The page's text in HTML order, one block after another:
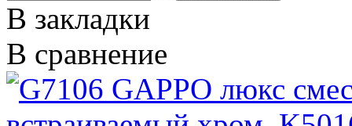
В закладки
В сравнение